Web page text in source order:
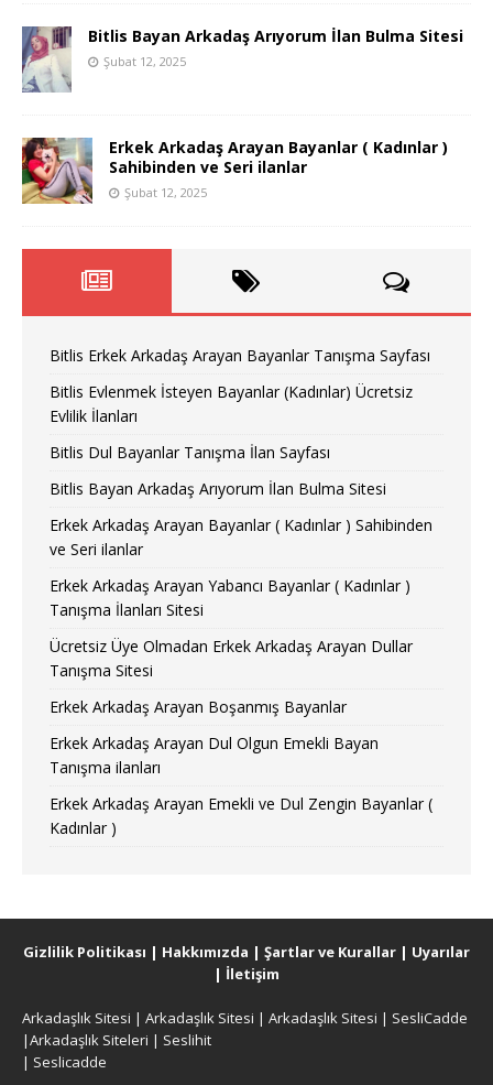
Bitlis Bayan Arkadaş Arıyorum İlan Bulma Sitesi
Şubat 12, 2025
Erkek Arkadaş Arayan Bayanlar ( Kadınlar )
Sahibinden ve Seri ilanlar
Şubat 12, 2025
Bitlis Erkek Arkadaş Arayan Bayanlar Tanışma Sayfası
Bitlis Evlenmek İsteyen Bayanlar (Kadınlar) Ücretsiz
Evlilik İlanları
Bitlis Dul Bayanlar Tanışma İlan Sayfası
Bitlis Bayan Arkadaş Arıyorum İlan Bulma Sitesi
Erkek Arkadaş Arayan Bayanlar ( Kadınlar ) Sahibinden
ve Seri ilanlar
Erkek Arkadaş Arayan Yabancı Bayanlar ( Kadınlar )
Tanışma İlanları Sitesi
Ücretsiz Üye Olmadan Erkek Arkadaş Arayan Dullar
Tanışma Sitesi
Erkek Arkadaş Arayan Boşanmış Bayanlar
Erkek Arkadaş Arayan Dul Olgun Emekli Bayan
Tanışma ilanları
Erkek Arkadaş Arayan Emekli ve Dul Zengin Bayanlar (
Kadınlar )
Gizlilik Politikası | Hakkımızda | Şartlar ve Kurallar | Uyarılar
| İletişim
Arkadaşlık Sitesi | Arkadaşlık Sitesi | Arkadaşlık Sitesi | SesliCadde
|Arkadaşlık Siteleri | Seslihit
| Seslicadde